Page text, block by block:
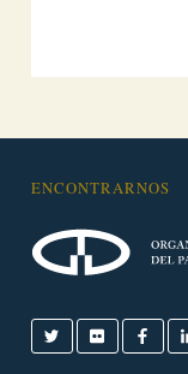
ENCONTRARNOS